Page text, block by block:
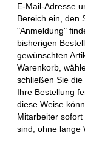
E-Mail-Adresse
Bereich ein, den
"Anmeldung"
bisherigen
gewünschten
Warenkorb,
schließen Sie
Ihre Bestellung
diese Weise
Mitarbeiter
sind, ohne lange